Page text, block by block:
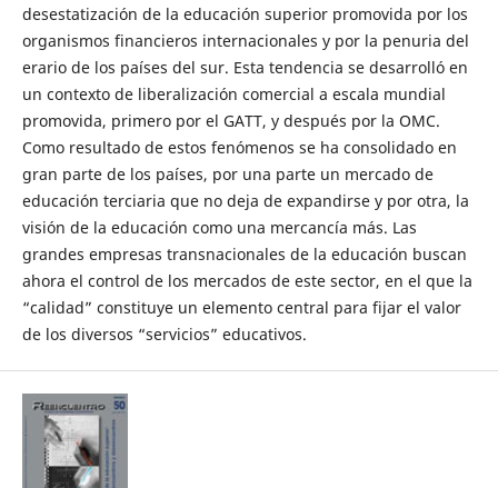
desestatización de la educación superior promovida por los
organismos financieros internacionales y por la penuria del
erario de los países del sur. Esta tendencia se desarrolló en
un contexto de liberalización comercial a escala mundial
promovida, primero por el GATT, y después por la OMC.
Como resultado de estos fenómenos se ha consolidado en
gran parte de los países, por una parte un mercado de
educación terciaria que no deja de expandirse y por otra, la
visión de la educación como una mercancía más. Las
grandes empresas transnacionales de la educación buscan
ahora el control de los mercados de este sector, en el que la
“calidad” constituye un elemento central para fijar el valor
de los diversos “servicios” educativos.